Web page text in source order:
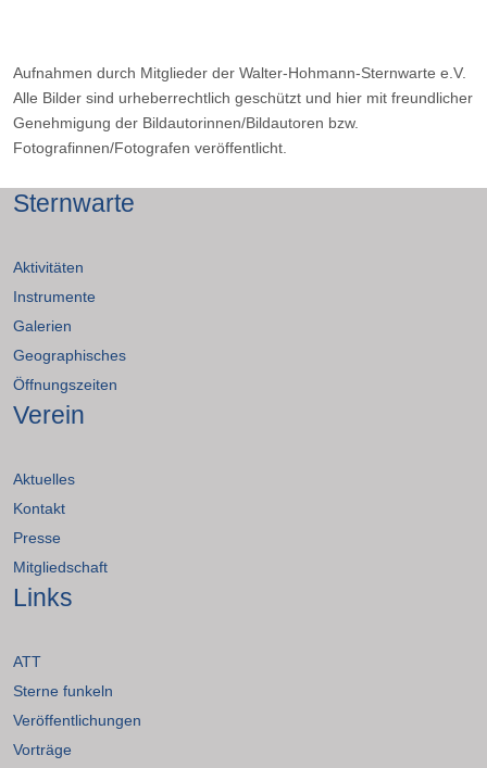
Aufnahmen durch Mitglieder der Walter-Hohmann-Sternwarte e.V.
Alle Bilder sind urheberrechtlich geschützt und hier mit freundlicher
Genehmigung der Bildautorinnen/Bildautoren bzw.
Fotografinnen/Fotografen veröffentlicht.
Sternwarte
Aktivitäten
Instrumente
Galerien
Geographisches
Öffnungszeiten
Verein
Aktuelles
Kontakt
Presse
Mitgliedschaft
Links
ATT
Sterne funkeln
Veröffentlichungen
Vorträge